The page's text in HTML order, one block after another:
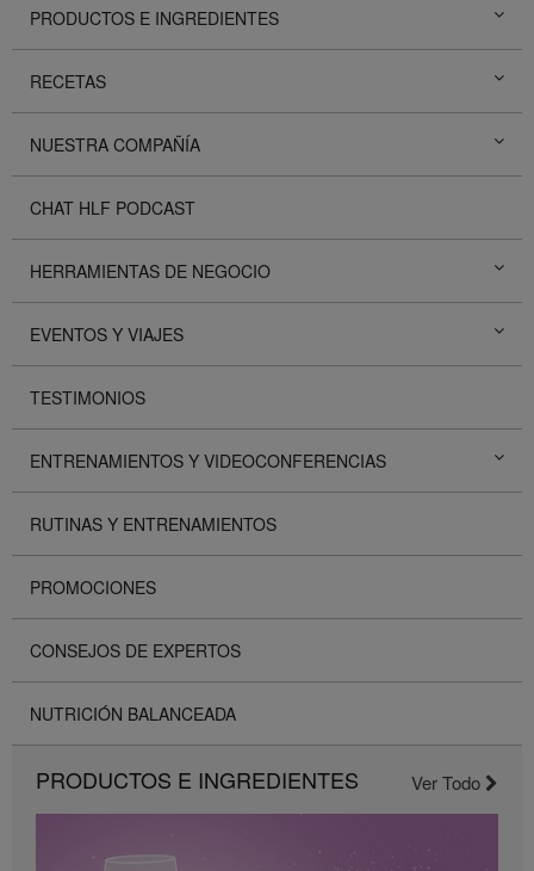
PRODUCTOS E INGREDIENTES
RECETAS
NUESTRA COMPAÑÍA
CHAT HLF PODCAST
HERRAMIENTAS DE NEGOCIO
EVENTOS Y VIAJES
TESTIMONIOS
ENTRENAMIENTOS Y VIDEOCONFERENCIAS
RUTINAS Y ENTRENAMIENTOS
PROMOCIONES
CONSEJOS DE EXPERTOS
NUTRICIÓN BALANCEADA
PRODUCTOS E INGREDIENTES Ver Todo